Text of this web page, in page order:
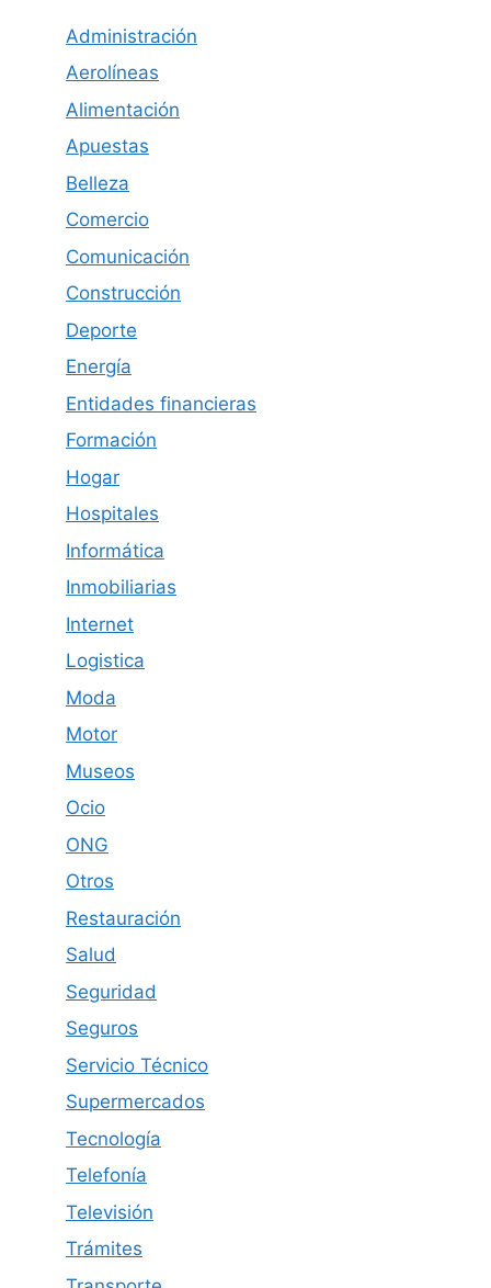
Administración
Aerolíneas
Alimentación
Apuestas
Belleza
Comercio
Comunicación
Construcción
Deporte
Energía
Entidades financieras
Formación
Hogar
Hospitales
Informática
Inmobiliarias
Internet
Logistica
Moda
Motor
Museos
Ocio
ONG
Otros
Restauración
Salud
Seguridad
Seguros
Servicio Técnico
Supermercados
Tecnología
Telefonía
Televisión
Trámites